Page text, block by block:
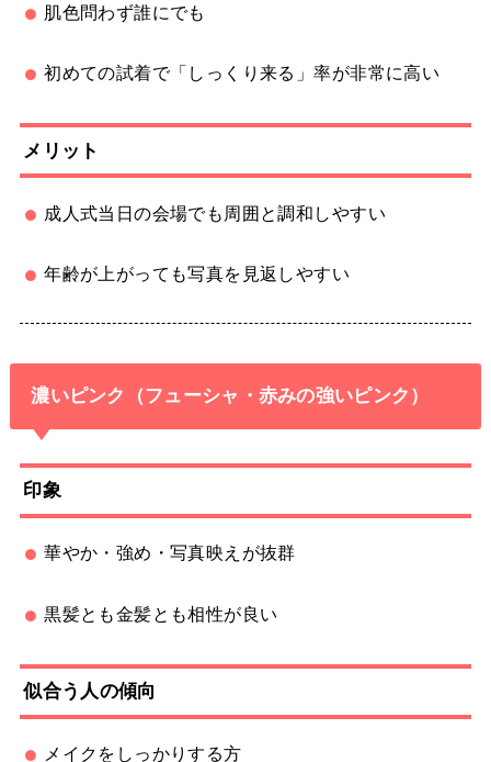
肌色問わず誰にでも
初めての試着で「しっくり来る」率が非常に高い
メリット
成人式当日の会場でも周囲と調和しやすい
年齢が上がっても写真を見返しやすい
濃いピンク（フューシャ・赤みの強いピンク）
印象
華やか・強め・写真映えが抜群
黒髪とも金髪とも相性が良い
似合う人の傾向
メイクをしっかりする方